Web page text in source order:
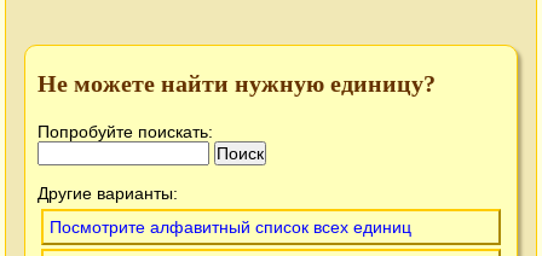
Не можете найти нужную единицу?
Попробуйте поискать:
Другие варианты:
Посмотрите алфавитный список всех единиц